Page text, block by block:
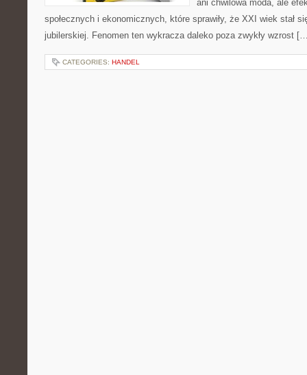
ani chwilowa moda, ale
społecznych i ekonomicznych, które sprawiły, że XXI wiek stał
jubilerskiej. Fenomen ten wykracza daleko poza zwykły wzrost
CATEGORIES: HANDEL